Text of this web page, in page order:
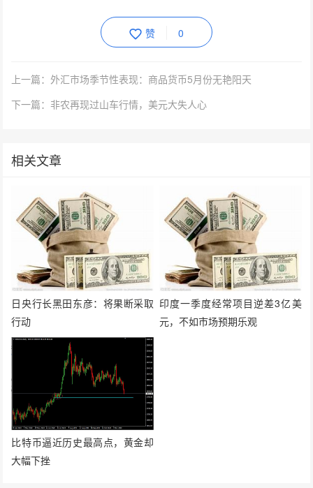
赞 0
上一篇：外汇市场季节性表现：商品货币5月份无艳阳天
下一篇：非农再现过山车行情，美元大失人心
相关文章
日央行长黑田东彦：将果断采取
行动
印度一季度经常项目逆差3亿美
元，不如市场预期乐观
比特币逼近历史最高点，黄金却
大幅下挫